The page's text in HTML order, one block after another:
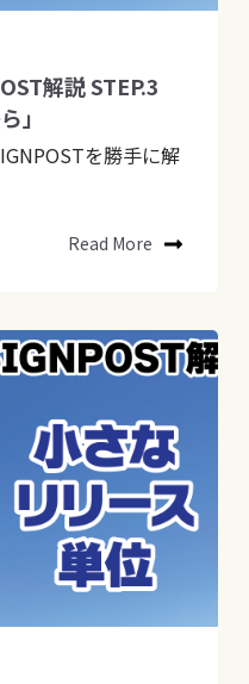
解説 STEP.3
」
を勝手に解
Read More